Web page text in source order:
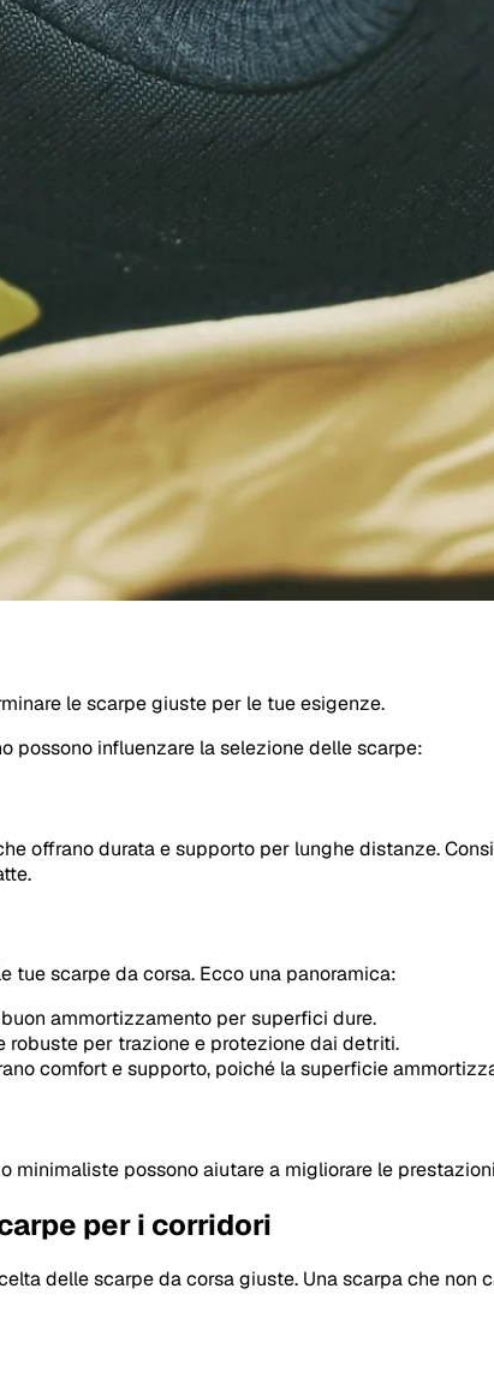
le scarpe giuste per le tue esigenze.
possono influenzare la selezione delle scarpe:
offrano durata e supporto per lunghe distanze.
scarpe da corsa. Ecco una panoramica:
ammortizzamento per superfici dure.
robuste per trazione e protezione dai detriti.
comfort e supporto, poiché la superficie
minimaliste possono aiutare a migliorare le
per i corridori
delle scarpe da corsa giuste. Una scarpa che non